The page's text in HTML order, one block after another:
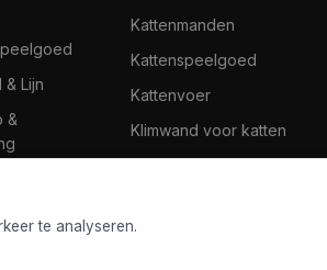
& Lijn
&
Kattenmanden
Kattenspeelgoed
Kattenvoer
Klimwand voor katten
te analyseren.